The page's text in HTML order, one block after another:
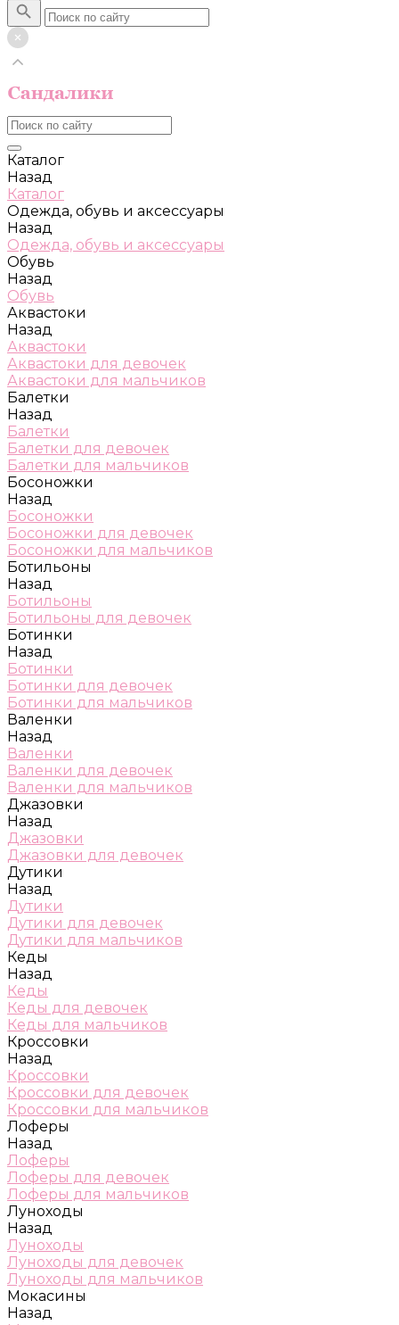
Каталог
Назад
Каталог
Одежда, обувь и аксессуары
Назад
Одежда, обувь и аксессуары
Обувь
Назад
Обувь
Аквастоки
Назад
Аквастоки
Аквастоки для девочек
Аквастоки для мальчиков
Балетки
Назад
Балетки
Балетки для девочек
Балетки для мальчиков
Босоножки
Назад
Босоножки
Босоножки для девочек
Босоножки для мальчиков
Ботильоны
Назад
Ботильоны
Ботильоны для девочек
Ботинки
Назад
Ботинки
Ботинки для девочек
Ботинки для мальчиков
Валенки
Назад
Валенки
Валенки для девочек
Валенки для мальчиков
Джазовки
Назад
Джазовки
Джазовки для девочек
Дутики
Назад
Дутики
Дутики для девочек
Дутики для мальчиков
Кеды
Назад
Кеды
Кеды для девочек
Кеды для мальчиков
Кроссовки
Назад
Кроссовки
Кроссовки для девочек
Кроссовки для мальчиков
Лоферы
Назад
Лоферы
Лоферы для девочек
Лоферы для мальчиков
Луноходы
Назад
Луноходы
Луноходы для девочек
Луноходы для мальчиков
Мокасины
Назад